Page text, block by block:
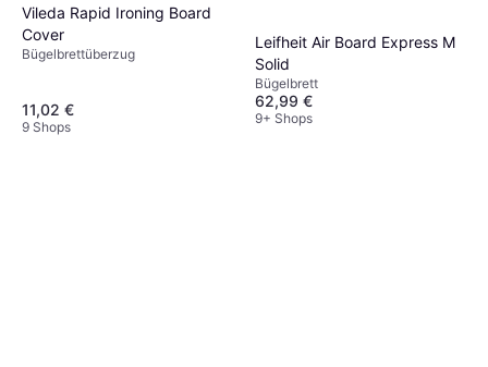
Vileda Rapid Ironing Board
Cover
Bügelbrettüberzug
11,02 €
9 Shops
Leifheit Air Board Express M
Solid
Bügelbrett
62,99 €
9+ Shops